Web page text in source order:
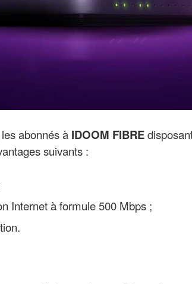
abonnés à IDOOM FIBRE
suivants :
Internet à formule 500 Mbps ;